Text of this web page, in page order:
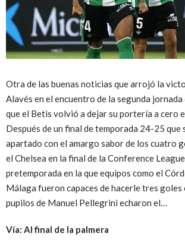
Otra de las buenas noticias que arrojó la
Alavés en el encuentro de la segunda
que el Betis volvió a dejar su portería a cero
Después de un final de temporada 24-25 que
apartado con el amargo sabor de los cuatro
el Chelsea en la final de la Conference
pretemporada en la que equipos como el
Málaga fueron capaces de hacerle tres goles
pupilos de Manuel Pellegrini echaron el…
Vía: Al final de la palmera